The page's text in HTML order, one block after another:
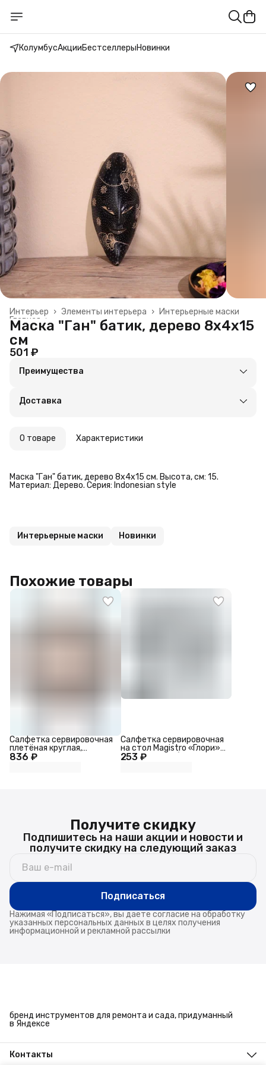
КолумбусАкцииБестселлерыНовинки
Интерьерные маски
Элементы интерьера ›
Интерьер ›
Главная ›
Маска "Ган" батик, дерево 8х4х15
см
501 ₽
Преимущества
Удобный возврат
Доставка
О товаре Характеристики
Маска "Ган" батик, дерево 8х4х15 см. Высота, см: 15.
Материал: Дерево. Серия: Indonesian style
Интерьерные маски Новинки
Похожие товары
836 ₽
Салфетка сервировочная
плетёная круглая,
30×30×0.5 см, ротанг,
253 ₽
Салфетка сервировочная
на стол Magistro «Глори»,
d=38 см, серебряная
Получите скидку
Подпишитесь на наши акции и новости и
получите скидку на следующий заказ
Подписаться
Нажимая «Подписаться», вы даете согласие на обработку
указанных персональных данных в целях получения
информационной и рекламной рассылки
бренд инструментов для ремонта и сада, придуманный
в Яндексе
Контакты